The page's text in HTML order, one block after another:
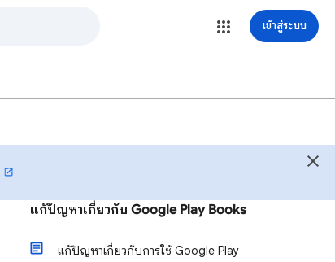
เข้าสู่ระบบ
แก้ปัญหาเกี่ยวกับ Google Play Books
แก้ปัญหาเกี่ยวกับการใช้ Google Play